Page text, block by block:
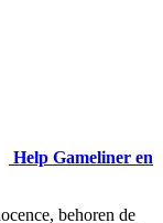
Help Gameliner en
behoren de